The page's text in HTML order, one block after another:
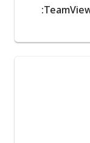
مراجعة تطبيق TeamViewer Remote Control: